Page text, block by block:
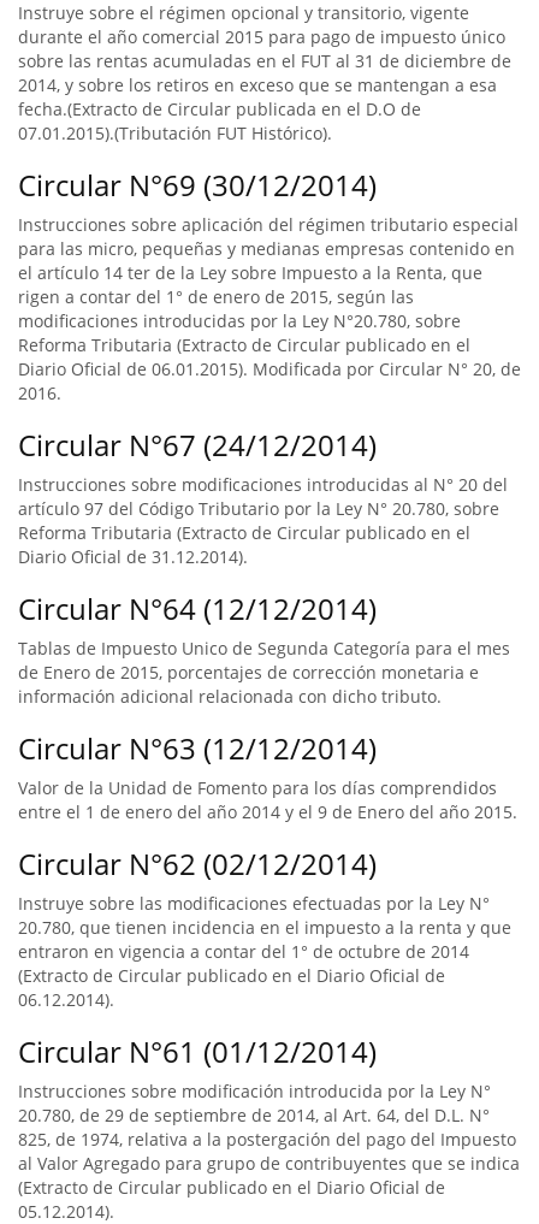
Instruye sobre el régimen opcional y transitorio, vigente
durante el año comercial 2015 para pago de impuesto único
sobre las rentas acumuladas en el FUT al 31 de diciembre de
2014, y sobre los retiros en exceso que se mantengan a esa
fecha.(Extracto de Circular publicada en el D.O de
07.01.2015).(Tributación FUT Histórico).
Circular N°69 (30/12/2014)
Instrucciones sobre aplicación del régimen tributario especial
para las micro, pequeñas y medianas empresas contenido en
el artículo 14 ter de la Ley sobre Impuesto a la Renta, que
rigen a contar del 1° de enero de 2015, según las
modificaciones introducidas por la Ley N°20.780, sobre
Reforma Tributaria (Extracto de Circular publicado en el
Diario Oficial de 06.01.2015). Modificada por Circular N° 20, de
2016.
Circular N°67 (24/12/2014)
Instrucciones sobre modificaciones introducidas al N° 20 del
artículo 97 del Código Tributario por la Ley N° 20.780, sobre
Reforma Tributaria (Extracto de Circular publicado en el
Diario Oficial de 31.12.2014).
Circular N°64 (12/12/2014)
Tablas de Impuesto Unico de Segunda Categoría para el mes
de Enero de 2015, porcentajes de corrección monetaria e
información adicional relacionada con dicho tributo.
Circular N°63 (12/12/2014)
Valor de la Unidad de Fomento para los días comprendidos
entre el 1 de enero del año 2014 y el 9 de Enero del año 2015.
Circular N°62 (02/12/2014)
Instruye sobre las modificaciones efectuadas por la Ley N°
20.780, que tienen incidencia en el impuesto a la renta y que
entraron en vigencia a contar del 1° de octubre de 2014
(Extracto de Circular publicado en el Diario Oficial de
06.12.2014).
Circular N°61 (01/12/2014)
Instrucciones sobre modificación introducida por la Ley N°
20.780, de 29 de septiembre de 2014, al Art. 64, del D.L. N°
825, de 1974, relativa a la postergación del pago del Impuesto
al Valor Agregado para grupo de contribuyentes que se indica
(Extracto de Circular publicado en el Diario Oficial de
05.12.2014).